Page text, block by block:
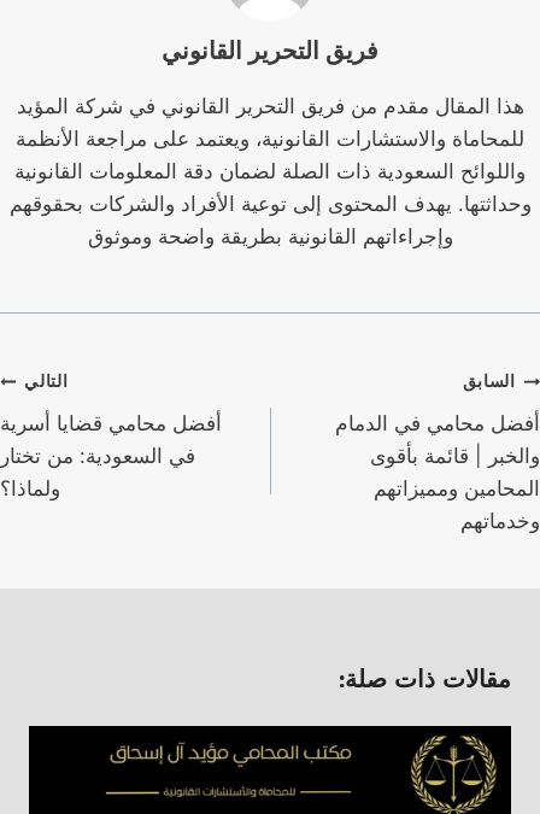
فريق التحرير القانوني
هذا المقال مقدم من فريق التحرير القانوني في شركة المؤيد
للمحاماة والاستشارات القانونية، ويعتمد على مراجعة الأنظمة
واللوائح السعودية ذات الصلة لضمان دقة المعلومات القانونية
وحداثتها. يهدف المحتوى إلى توعية الأفراد والشركات بحقوقهم
وإجراءاتهم القانونية بطريقة واضحة وموثوق
تصفّح
المقالات
السابق
أفضل محامي في الدمام
والخبر | قائمة بأقوى
المحامين ومميزاتهم
وخدماتهم
التالي
أفضل محامي قضايا أسرية
في السعودية: من تختار
ولماذا؟
مقالات ذات صلة: